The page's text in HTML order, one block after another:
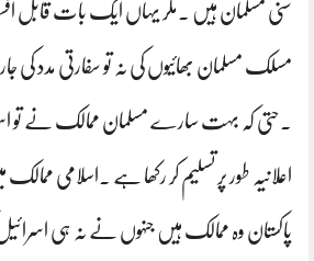
سنی مسلمان ہیں ۔مگر یہاں ایک بات قابل
مسلک مسلمان بھائیوں کی نہ تو سفارتی مدد کی
۔حتی کہ بہت سارے مسلمان ممالک نے تو
اعلانیہ طور پر تسلیم کر رکھا ہے ۔اسلامی
پاکستان وہ ممالک ہیں جنہوں نے نہ ہی اسرائیل